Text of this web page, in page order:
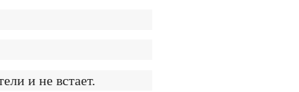
и не встает.